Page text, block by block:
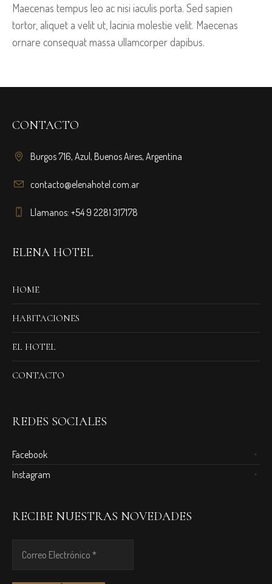
Maecenas tempus leo ac nisi iaculis porta. Sed sapien
tortor, aliquet a velit ut, lacinia molestie velit. Maecenas
ornare consequat massa ullamcorper dapibus.
CONTACTO
Burgos 716, Azul, Buenos Aires, Argentina
contacto@elenahotel.com.ar
Llamanos: +54 9 2281 317178
ELENA HOTEL
HOME
HABITACIONES
EL HOTEL
CONTACTO
REDES SOCIALES
Facebook
Instagram
RECIBE NUESTRAS NOVEDADES